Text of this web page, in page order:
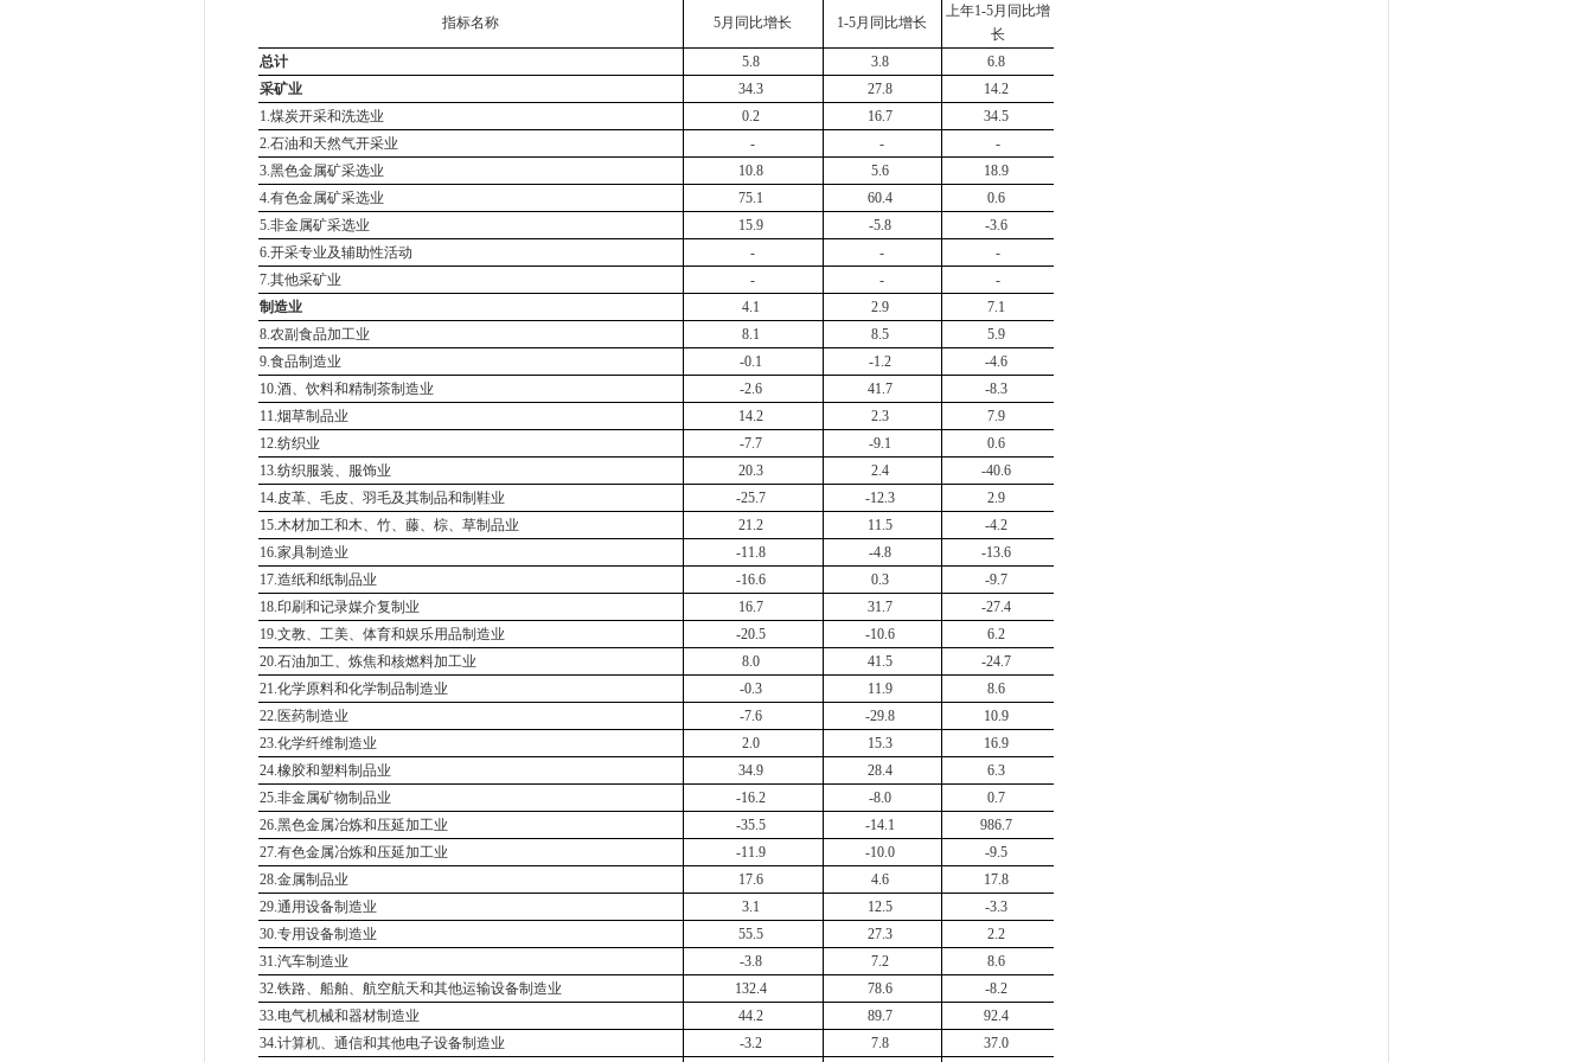
指标名称 5月同比增长 1-5月同比增长
上年1-5月同比增
长
总计
5.8 3.8
6.8
采矿业
34.3 27.8
14.2
1.煤炭开采和洗选业
0.2 16.7
34.5
2.石油和天然气开采业
- -
-
3.黑色金属矿采选业
10.8 5.6
18.9
4.有色金属矿采选业
75.1 60.4
0.6
5.非金属矿采选业
15.9 -5.8
-3.6
6.开采专业及辅助性活动
- -
-
7.其他采矿业
- -
-
制造业
4.1 2.9
7.1
8.农副食品加工业
8.1 8.5
5.9
9.食品制造业
-0.1 -1.2
-4.6
10.酒、饮料和精制茶制造业
-2.6 41.7
-8.3
11.烟草制品业
14.2 2.3
7.9
12.纺织业
-7.7 -9.1
0.6
13.纺织服装、服饰业
20.3 2.4
-40.6
14.皮革、毛皮、羽毛及其制品和制鞋业
-25.7 -12.3
2.9
15.木材加工和木、竹、藤、棕、草制品业
21.2 11.5
-4.2
16.家具制造业
-11.8 -4.8
-13.6
17.造纸和纸制品业
-16.6 0.3
-9.7
18.印刷和记录媒介复制业
16.7 31.7
-27.4
19.文教、工美、体育和娱乐用品制造业
-20.5 -10.6
6.2
20.石油加工、炼焦和核燃料加工业
8.0 41.5
-24.7
21.化学原料和化学制品制造业
-0.3 11.9
8.6
22.医药制造业
-7.6 -29.8
10.9
23.化学纤维制造业
2.0 15.3
16.9
24.橡胶和塑料制品业
34.9 28.4
6.3
25.非金属矿物制品业
-16.2 -8.0
0.7
26.黑色金属冶炼和压延加工业
-35.5 -14.1
986.7
27.有色金属冶炼和压延加工业
-11.9 -10.0
-9.5
28.金属制品业
17.6 4.6
17.8
29.通用设备制造业
3.1 12.5
-3.3
30.专用设备制造业
55.5 27.3
2.2
31.汽车制造业
-3.8 7.2
8.6
32.铁路、船舶、航空航天和其他运输设备制造业
132.4 78.6
-8.2
33.电气机械和器材制造业
44.2 89.7
92.4
34.计算机、通信和其他电子设备制造业
-3.2 7.8 37.0